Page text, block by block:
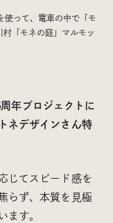
使って、電車の中で「モ
「モネの庭」マルモッ
年プロジェクトに
ネデザインさん特
じてスピード感を
らず、本質を見極
ます。